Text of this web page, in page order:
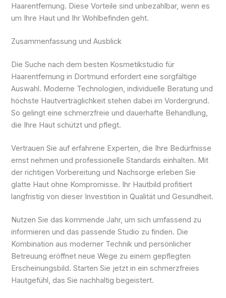
Haarentfernung. Diese Vorteile sind unbezahlbar, wenn es
um Ihre Haut und Ihr Wohlbefinden geht.
Zusammenfassung und Ausblick
Die Suche nach dem besten Kosmetikstudio für
Haarentfernung in Dortmund erfordert eine sorgfältige
Auswahl. Moderne Technologien, individuelle Beratung und
höchste Hautverträglichkeit stehen dabei im Vordergrund.
So gelingt eine schmerzfreie und dauerhafte Behandlung,
die Ihre Haut schützt und pflegt.
Vertrauen Sie auf erfahrene Experten, die Ihre Bedürfnisse
ernst nehmen und professionelle Standards einhalten. Mit
der richtigen Vorbereitung und Nachsorge erleben Sie
glatte Haut ohne Kompromisse. Ihr Hautbild profitiert
langfristig von dieser Investition in Qualität und Gesundheit.
Nutzen Sie das kommende Jahr, um sich umfassend zu
informieren und das passende Studio zu finden. Die
Kombination aus moderner Technik und persönlicher
Betreuung eröffnet neue Wege zu einem gepflegten
Erscheinungsbild. Starten Sie jetzt in ein schmerzfreies
Hautgefühl, das Sie nachhaltig begeistert.